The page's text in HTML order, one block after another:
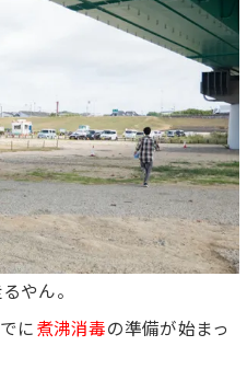
やん。
に煮沸消毒の準備が始まっ